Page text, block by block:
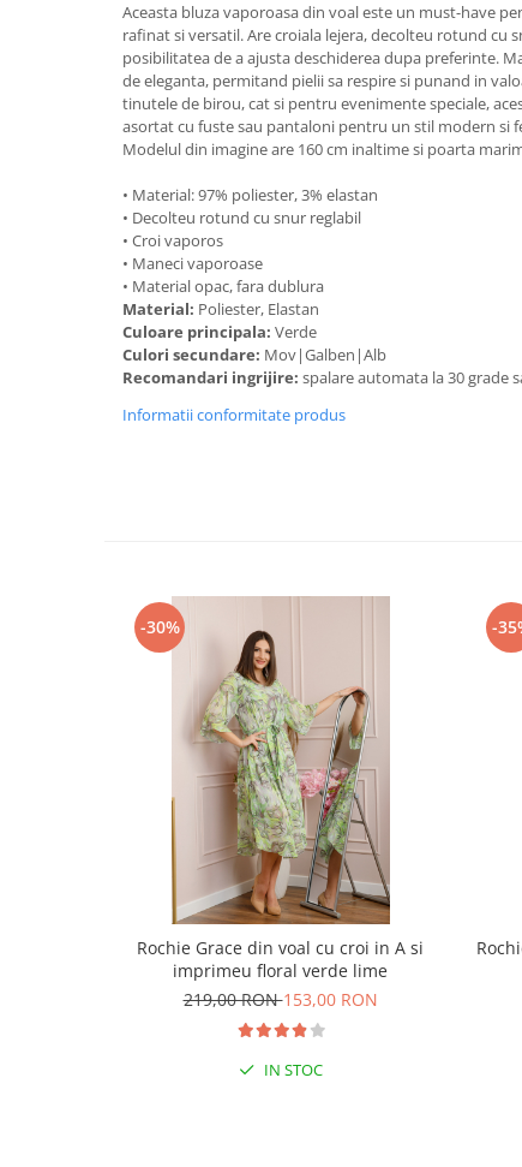
Aceasta bluza vaporoasa din voal este un must-have
rafinat si versatil. Are croiala lejera, decolteu rotund cu
posibilitatea de a ajusta deschiderea dupa preferinte.
de eleganta, permitand pielii sa respire si punand in
tinutele de birou, cat si pentru evenimente speciale,
asortat cu fuste sau pantaloni pentru un stil modern si
Modelul din imagine are 160 cm inaltime si poarta
• Material: 97% poliester, 3% elastan
• Decolteu rotund cu snur reglabil
• Croi vaporos
• Maneci vaporoase
• Material opac, fara dublura
Material: Poliester, Elastan
Culoare principala: Verde
Culori secundare: Mov|Galben|Alb
Recomandari ingrijire: spalare automata la 30 grade
Informatii conformitate produs
-30%
Rochie Grace din voal cu croi in A si
imprimeu floral verde lime
219,00 RON153,00 RON
IN STOC
-